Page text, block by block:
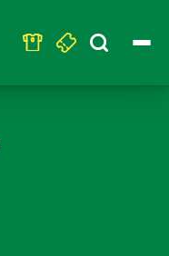
Search
for: